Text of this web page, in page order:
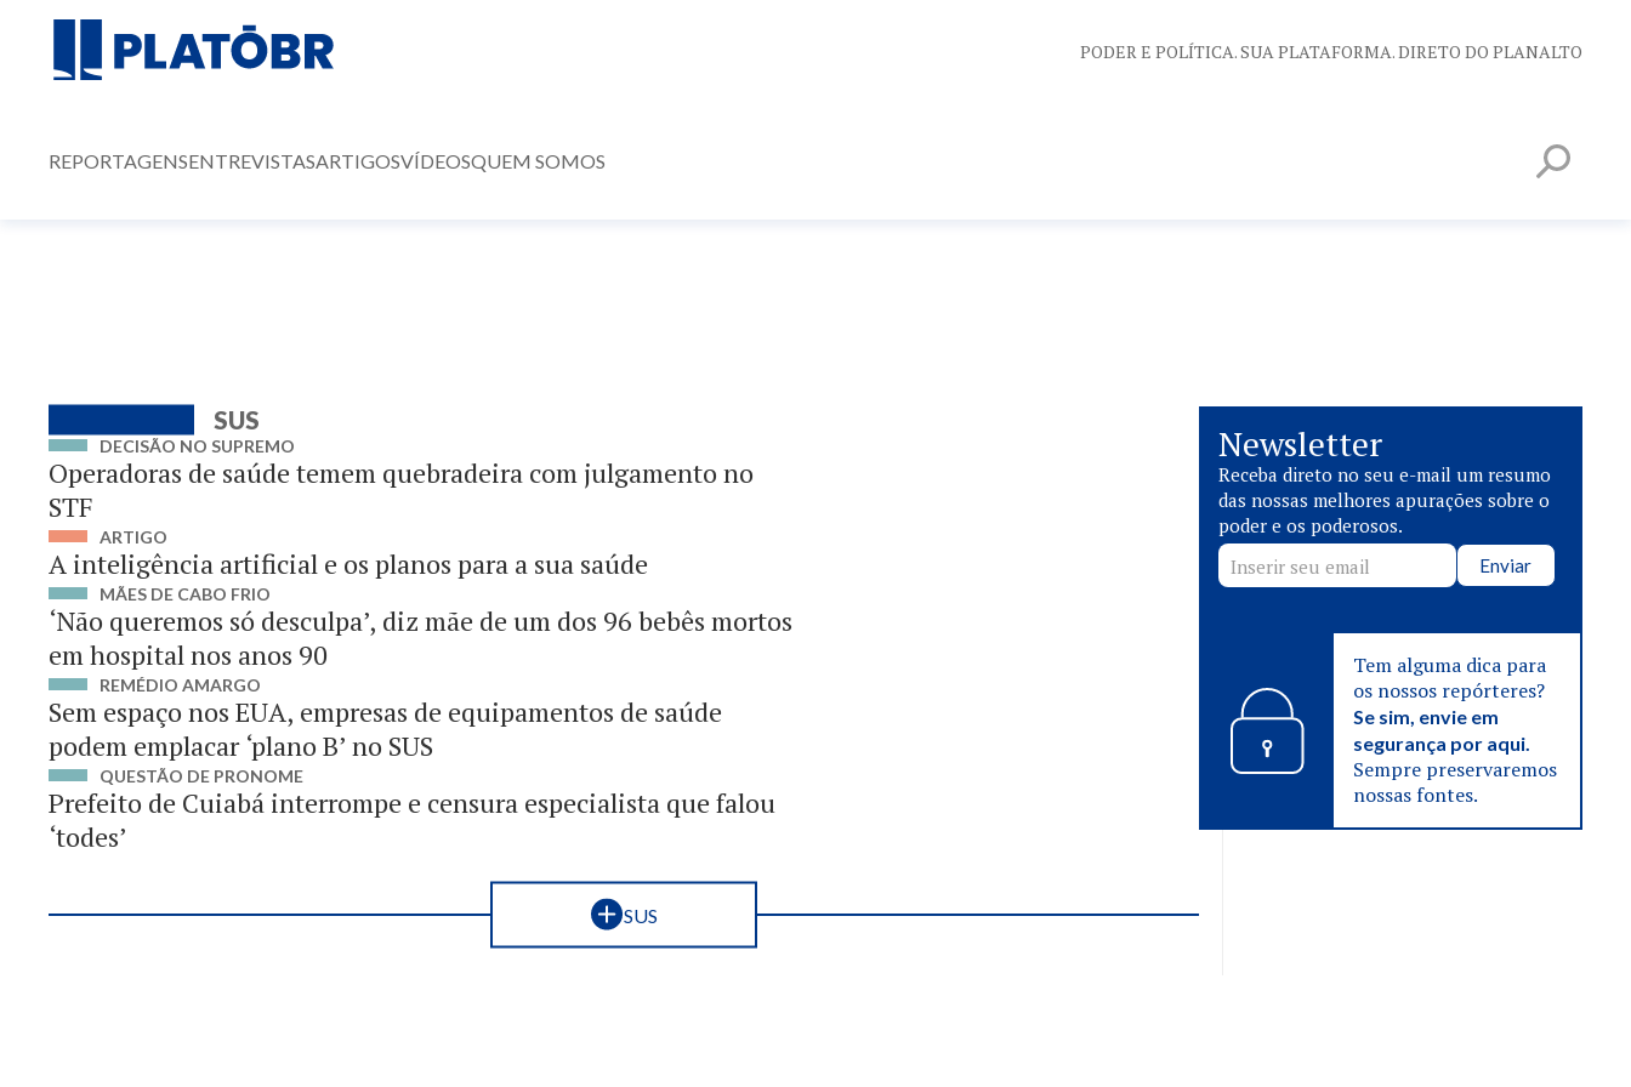
PODER E POLÍTICA. SUA PLATAFORMA. DIRETO DO PLANALTO
REPORTAGENSENTREVISTASARTIGOSVÍDEOSQUEM SOMOS
SUS
DECISÃO NO SUPREMO
Operadoras de saúde temem quebradeira com julgamento no
STF
ARTIGO
A inteligência artificial e os planos para a sua saúde
MÃES DE CABO FRIO
‘Não queremos só desculpa’, diz mãe de um dos 96 bebês mortos
em hospital nos anos 90
REMÉDIO AMARGO
Sem espaço nos EUA, empresas de equipamentos de saúde
podem emplacar ‘plano B’ no SUS
QUESTÃO DE PRONOME
Prefeito de Cuiabá interrompe e censura especialista que falou
‘todes’
SUS
Newsletter
Receba direto no seu e-mail um resumo
das nossas melhores apurações sobre o
poder e os poderosos.
Enviar
Tem alguma dica para
os nossos repórteres?
Se sim, envie em
segurança por aqui.
Sempre preservaremos
nossas fontes.